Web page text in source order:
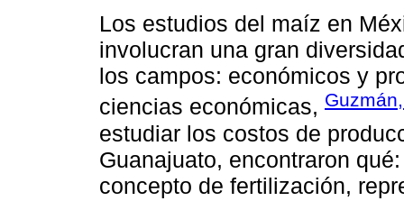
Los estudios del maíz en
involucran una gran
los campos: económicos y
ciencias económicas,
estudiar los costos de
Guanajuato, encontraron
concepto de fertilización,